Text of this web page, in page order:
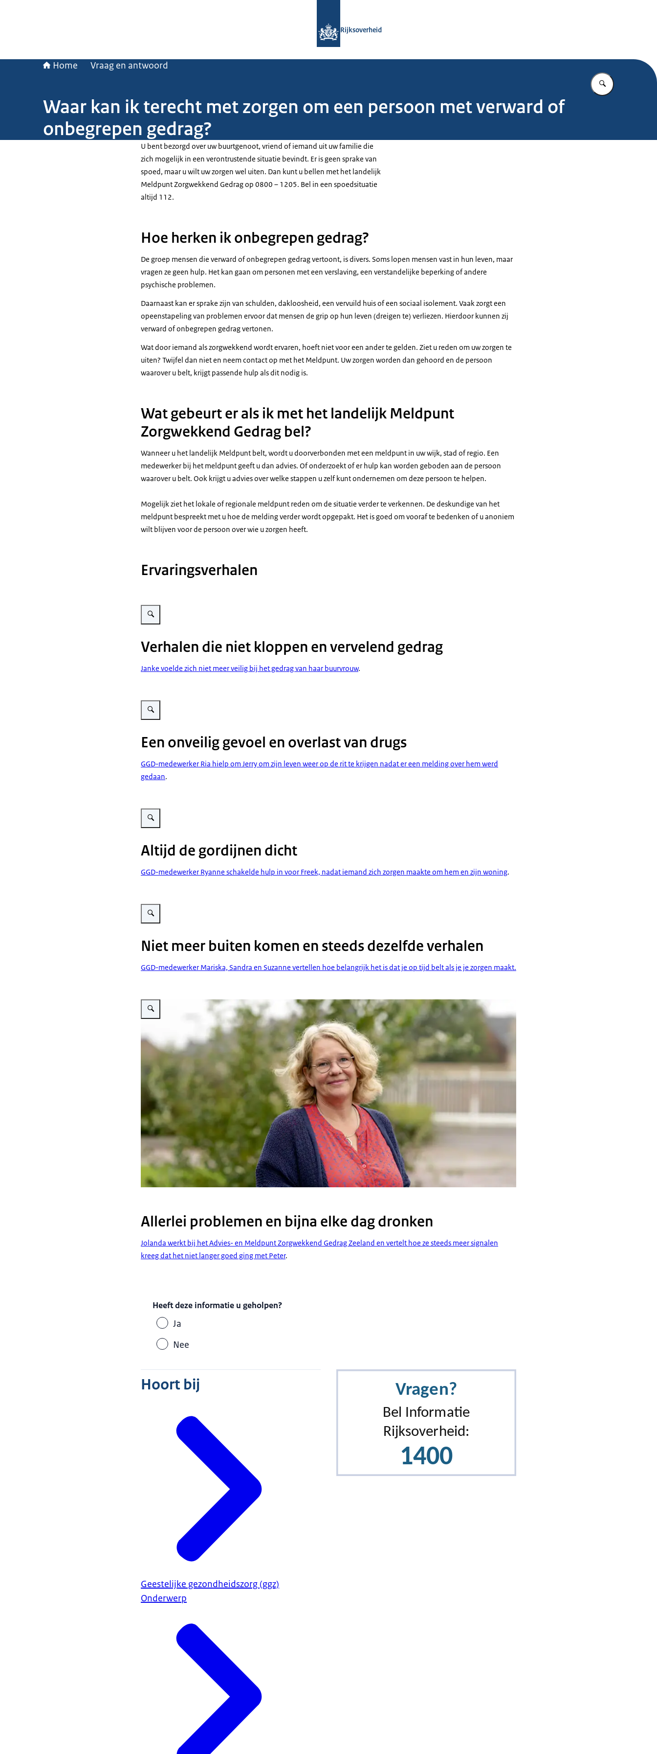
Rijksoverheid
Home Vraag en antwoord
Vul in wat u
Waar kan ik terecht met zorgen om een persoon met verward of
onbegrepen gedrag?
U bent bezorgd over uw buurtgenoot, vriend of iemand uit uw familie die
zich mogelijk in een verontrustende situatie bevindt. Er is geen sprake van
spoed, maar u wilt uw zorgen wel uiten. Dan kunt u bellen met het landelijk
Meldpunt Zorgwekkend Gedrag op 0800 – 1205. Bel in een spoedsituatie
altijd 112.
Hoe herken ik onbegrepen gedrag?
De groep mensen die verward of onbegrepen gedrag vertoont, is divers. Soms lopen mensen vast in hun leven, maar
vragen ze geen hulp. Het kan gaan om personen met een verslaving, een verstandelijke beperking of andere
psychische problemen.
Daarnaast kan er sprake zijn van schulden, dakloosheid, een vervuild huis of een sociaal isolement. Vaak zorgt een
opeenstapeling van problemen ervoor dat mensen de grip op hun leven (dreigen te) verliezen. Hierdoor kunnen zij
verward of onbegrepen gedrag vertonen.
Wat door iemand als zorgwekkend wordt ervaren, hoeft niet voor een ander te gelden. Ziet u reden om uw zorgen te
uiten? Twijfel dan niet en neem contact op met het Meldpunt. Uw zorgen worden dan gehoord en de persoon
waarover u belt, krijgt passende hulp als dit nodig is.
Wat gebeurt er als ik met het landelijk Meldpunt
Zorgwekkend Gedrag bel?
Wanneer u het landelijk Meldpunt belt, wordt u doorverbonden met een meldpunt in uw wijk, stad of regio. Een
medewerker bij het meldpunt geeft u dan advies. Of onderzoekt of er hulp kan worden geboden aan de persoon
waarover u belt. Ook krijgt u advies over welke stappen u zelf kunt ondernemen om deze persoon te helpen.
Mogelijk ziet het lokale of regionale meldpunt reden om de situatie verder te verkennen. De deskundige van het
meldpunt bespreekt met u hoe de melding verder wordt opgepakt. Het is goed om vooraf te bedenken of u anoniem
wilt blijven voor de persoon over wie u zorgen heeft.
Ervaringsverhalen
Vergroot afbeelding Verhalen die niet kloppen en vervelend gedrag
Verhalen die niet kloppen en vervelend gedrag
Janke voelde zich niet meer veilig bij het gedrag van haar buurvrouw.
Vergroot afbeelding Een onveilig gevoel en overlast van drugs
Een onveilig gevoel en overlast van drugs
GGD-medewerker Ria hielp om Jerry om zijn leven weer op de rit te krijgen nadat er een melding over hem werd
gedaan.
Vergroot afbeelding Altijd de gordijnen dicht
Altijd de gordijnen dicht
GGD-medewerker Ryanne schakelde hulp in voor Freek, nadat iemand zich zorgen maakte om hem en zijn woning.
Vergroot afbeelding Niet meer buiten komen en steeds dezelfde verhalen
Niet meer buiten komen en steeds dezelfde verhalen
GGD-medewerker Mariska, Sandra en Suzanne vertellen hoe belangrijk het is dat je op tijd belt als je je zorgen maakt.
Vergroot afbeelding Allerlei problemen en bijna elke dag dronken
Allerlei problemen en bijna elke dag dronken
Jolanda werkt bij het Advies- en Meldpunt Zorgwekkend Gedrag Zeeland en vertelt hoe ze steeds meer signalen
kreeg dat het niet langer goed ging met Peter.
Heeft deze informatie u geholpen?
Ja
Nee
Hoort bij
Geestelijke gezondheidszorg (ggz)
Onderwerp